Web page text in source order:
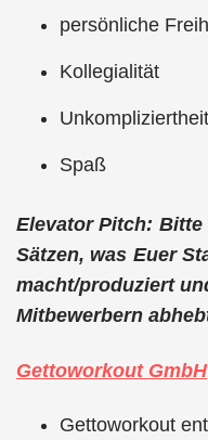
persönliche
Kollegialität
Unkompliziertheit
Spaß
Elevator Pitch:
Sätzen, was Euer
macht/produziert
Mitbewerbern
Gettoworkout GmbH
Gettoworkout